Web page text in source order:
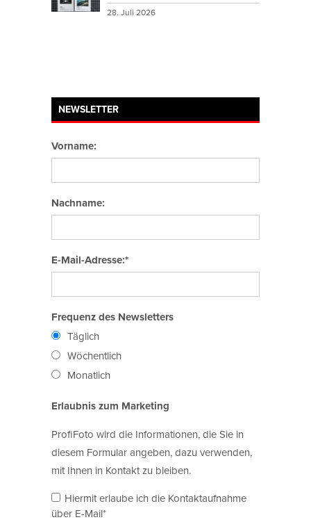
28. Juli 2026
NEWSLETTER
Vorname:
Nachname:
E-Mail-Adresse:*
Frequenz des Newsletters
Täglich
Wöchentlich
Monatlich
Erlaubnis zum Marketing
ProfiFoto wird die Informationen, die Sie in
diesem Formular angeben, dazu verwenden,
mit Ihnen in Kontakt zu bleiben.
Hiermit erlaube ich die Kontaktaufnahme
über E-Mail*